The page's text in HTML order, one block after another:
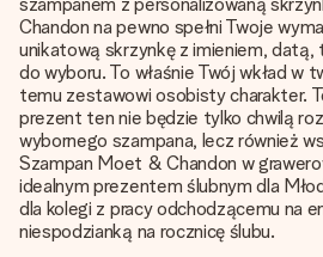
Chandon na pewno spełni Twoje
unikatową skrzynkę z imieniem,
do wyboru. To właśnie Twój wkład w
temu zestawowi osobisty charakter.
prezent ten nie będzie tylko chwilą
wybornego szampana, lecz również
Szampan Moet & Chandon w
idealnym prezentem ślubnym dla
dla kolegi z pracy odchodzącemu na
niespodzianką na rocznicę ślubu.